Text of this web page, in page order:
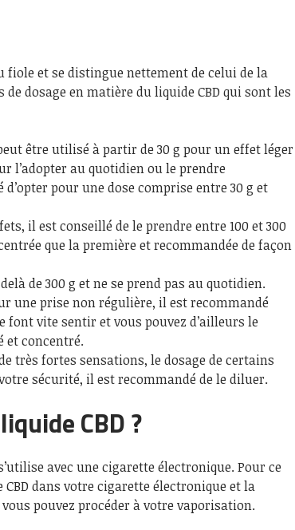
fiole et se distingue nettement de celui de la
dosage en matière du liquide CBD qui sont les
être utilisé à partir de 30 g pour un effet léger
l’adopter au quotidien ou le prendre
pour une dose comprise entre 30 g et
il est conseillé de le prendre entre 100 et 300
que la première et recommandée de façon
de 300 g et ne se prend pas au quotidien.
une prise non régulière, il est recommandé
font vite sentir et vous pouvez d’ailleurs le
et concentré.
très fortes sensations, le dosage de certains
sécurité, il est recommandé de le diluer.
CBD ?
avec une cigarette électronique. Pour ce
dans votre cigarette électronique et la
pouvez procéder à votre vaporisation.